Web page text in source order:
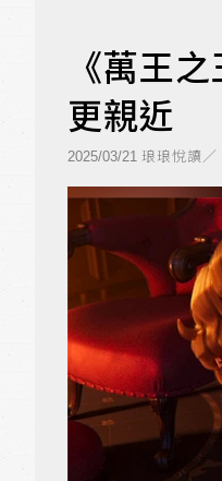
《萬王
更親近
2025/03/21 琅琅悅讀／